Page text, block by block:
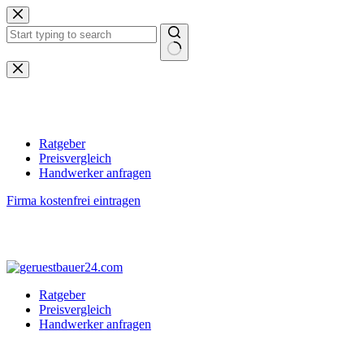
Zum
Inhalt
springen
Keine
Ergebnisse
Ratgeber
Preisvergleich
Handwerker anfragen
Firma kostenfrei eintragen
Ratgeber
Preisvergleich
Handwerker anfragen